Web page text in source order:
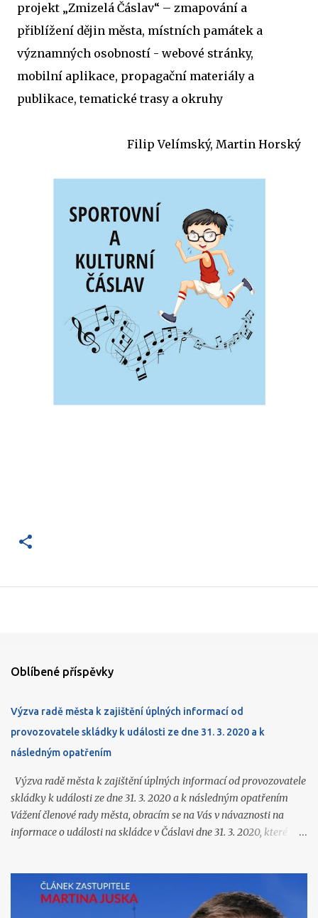
projekt „Zmizelá Čáslav“ – zmapování a
přiblížení dějin města, místních památek a
významných osobností - webové stránky,
mobilní aplikace, propagační materiály a
publikace, tematické trasy a okruhy
Filip Velímský, Martin Horský
Oblíbené příspěvky
Výzva radě města k zajištění úplných informací od
provozovatele skládky k události ze dne 31. 3. 2020 a k
následným opatřením
Výzva radě města k zajištění úplných informací od provozovatele
skládky k události ze dne 31. 3. 2020 a k následným opatřením
Vážení členové rady města, obracím se na Vás v návaznosti na
informace o události na skládce v Čáslavi dne 31. 3. 2020, které
k-vybuchu-pozaru-na.html ) a o kterých jsem Vás souhrnně
informoval na zasedání zastupitelstva 22. 6. 2026. Ze zmíněného